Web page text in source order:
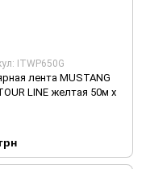
ITWP650G
лента MUSTANG
LINE желтая 50м х